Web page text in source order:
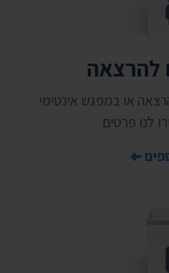
להרצאה
או במפגש אינטימי
לנו פרטים